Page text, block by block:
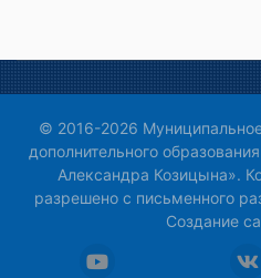
© 2016-2026
дополнительного
Александра Козицына».
разрешено с письменного
Создание